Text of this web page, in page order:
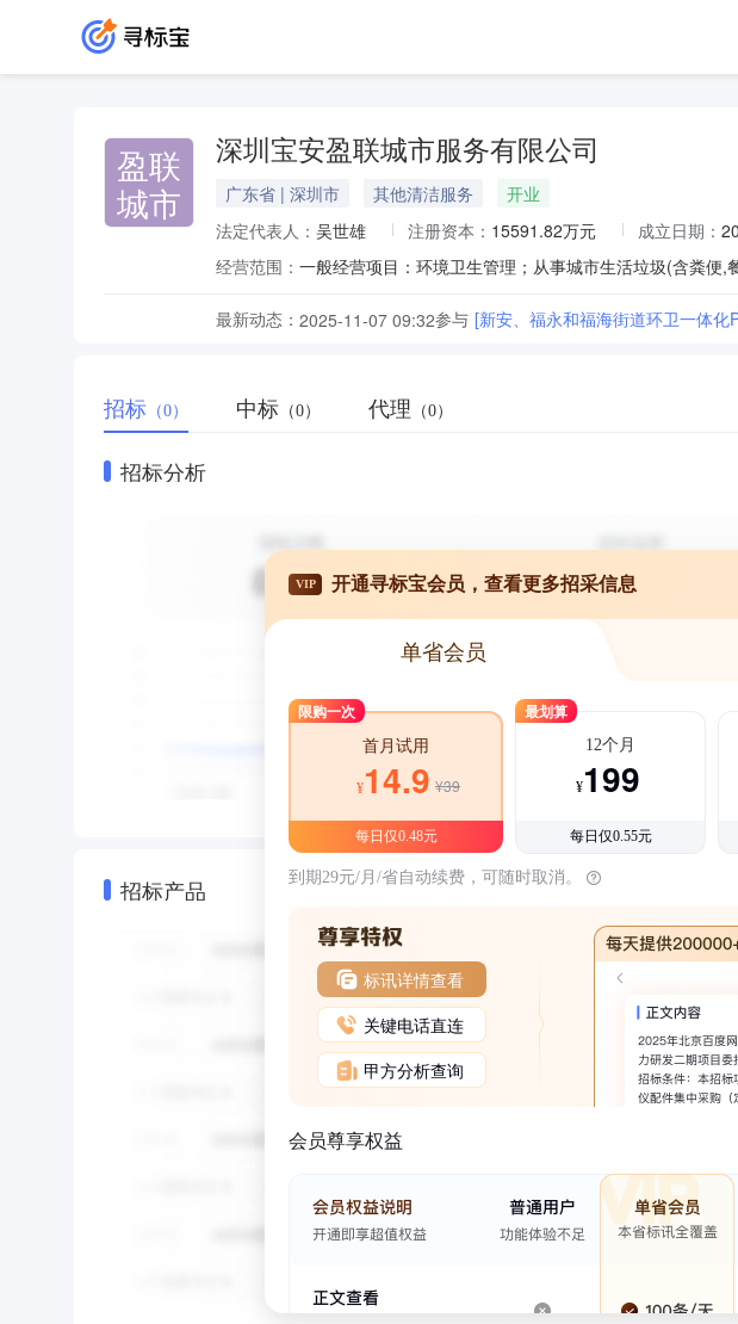
盈联
城市
深圳宝安盈联城市服务有限公司
广东省 | 深圳市 其他清洁服务
开业
法定代表人： 吴世雄 注册资本： 15591.82万元 成立日期：
经营范围：
最新动态： 2025-11-07 09:32参与 [新安、福永和福海街道环卫一体化
招标 （0） 中标 （0） 代理 （0）
招标分析
招标产品
VIP 开通寻标宝会员，查看更多招采信息
单省会员
限购一次
首月试用
¥14.9 ¥39
每日仅0.48元
最划算
12个月
¥199
每日仅0.55元
到期29元/月/省自动续费，可随时取消。
标讯详情查看
关键电话直连
甲方分析查询
会员尊享权益